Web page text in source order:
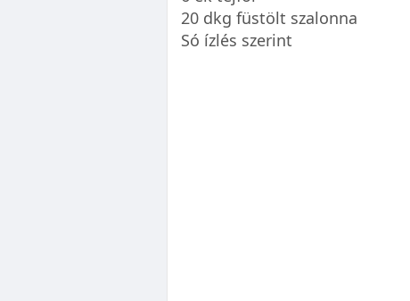
20 dkg füstölt szalonna
Só ízlés szerint